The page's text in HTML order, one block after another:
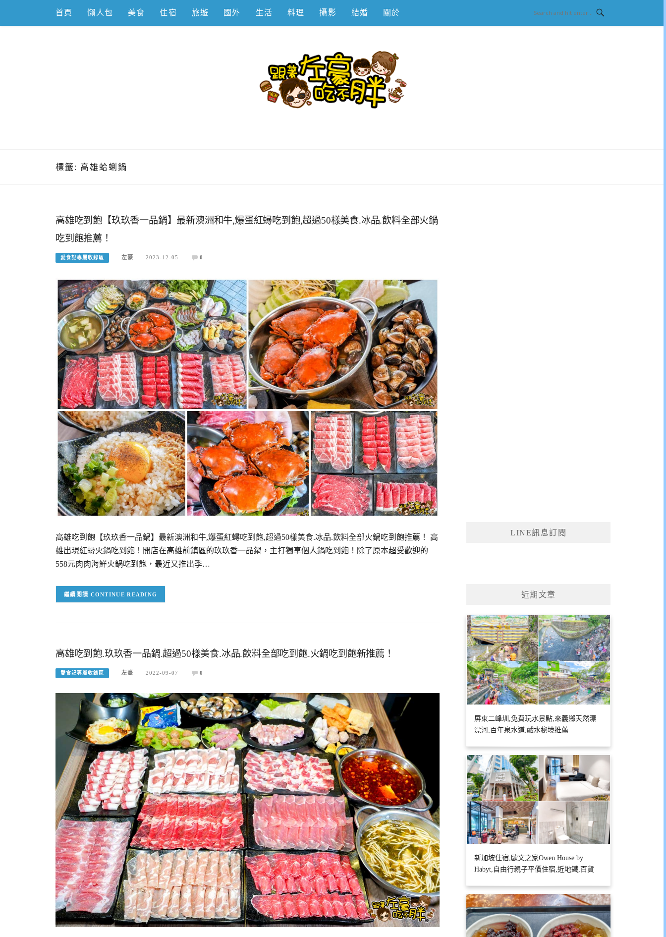
content
首頁 懶人包 美食 住宿 旅遊 國外 生活 料理 攝影 結婚 關於
標籤: 高雄蛤蜊鍋
高雄吃到飽【玖玖香一品鍋】最新澳洲和牛,爆蛋紅蟳吃到飽,超過50樣美食.冰品.飲料全部火鍋
吃到飽推薦！
愛食記專屬收錄區 左豪 2023-12-05 0
高雄吃到飽【玖玖香一品鍋】最新澳洲和牛,爆蛋紅蟳吃到飽,超過50樣美食.冰品.飲料全部火鍋吃到飽推薦！ 高
雄出現紅蟳火鍋吃到飽！開店在高雄前鎮區的玖玖香一品鍋，主打獨享個人鍋吃到飽！除了原本超受歡迎的
558元肉肉海鮮火鍋吃到飽，最近又推出季…
CONTINUE READING
高雄吃到飽.玖玖香一品鍋.超過50樣美食.冰品.飲料全部吃到飽.火鍋吃到飽新推薦！
愛食記專屬收錄區 左豪 2022-09-07 0
LINE訊息訂閱
近期文章
屏東二峰圳,免費玩水景點,來義鄉天然漂
漂河,百年泉水道,戲水秘境推薦
新加坡住宿,歐文之家Owen House by
Habyt,自由行親子平價住宿,近地鐵,百貨